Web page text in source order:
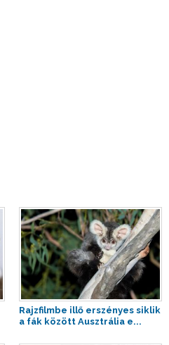
Rajzfilmbe illő erszényes siklik
a fák között Ausztrália e...